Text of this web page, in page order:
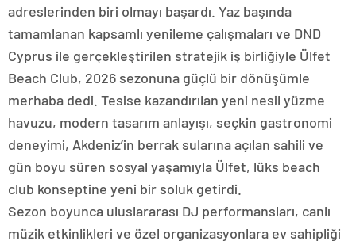
adreslerinden biri olmayı başardı. Yaz başında
tamamlanan kapsamlı yenileme çalışmaları ve DND
Cyprus ile gerçekleştirilen stratejik iş birliğiyle Ülfet
Beach Club, 2026 sezonuna güçlü bir dönüşümle
merhaba dedi. Tesise kazandırılan yeni nesil yüzme
havuzu, modern tasarım anlayışı, seçkin gastronomi
deneyimi, Akdeniz’in berrak sularına açılan sahili ve
gün boyu süren sosyal yaşamıyla Ülfet, lüks beach
club konseptine yeni bir soluk getirdi.
Sezon boyunca uluslararası DJ performansları, canlı
müzik etkinlikleri ve özel organizasyonlara ev sahipliği